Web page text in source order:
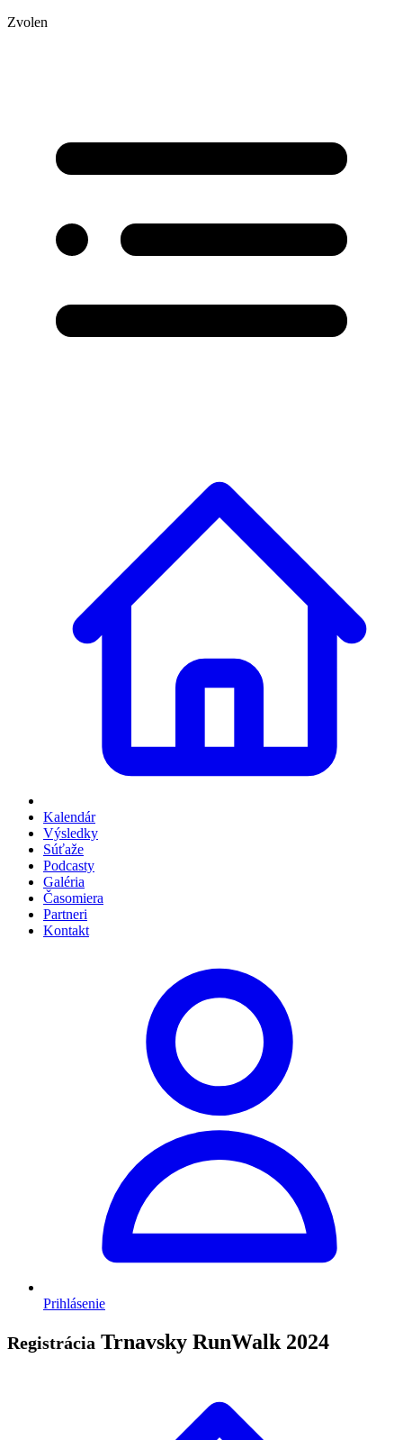
Zvolen
Kalendár
Výsledky
Súťaže
Podcasty
Galéria
Časomiera
Partneri
Kontakt
Prihlásenie
Registrácia Trnavsky RunWalk 2024